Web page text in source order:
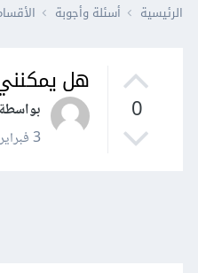
الرئيسية أسئلة وأجوبة
0
هل
بواسطة Mo Ka2
3 فبراير 2021